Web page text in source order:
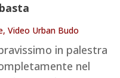
,Video Urban Budo
in palestra
nel